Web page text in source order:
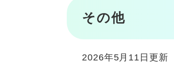
その他
2026年5月11日更新